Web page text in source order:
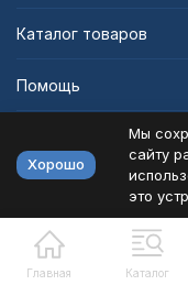
Главная Каталог
Каталог товаров
Помощь
Политика
Разработано в
Хорошо
Мы
сайту
это